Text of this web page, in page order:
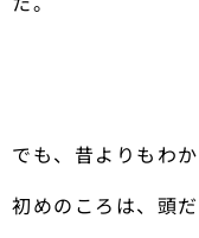
でも、昔よりもわ
初めのころは、頭だ